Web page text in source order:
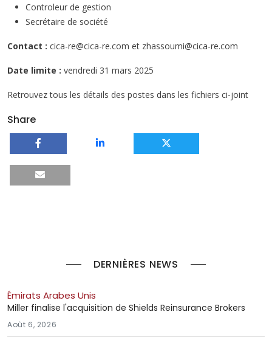
Controleur de gestion
Secrétaire de société
Contact : cica-re@cica-re.com et zhassoumi@cica-re.com
Date limite : vendredi 31 mars 2025
Retrouvez tous les détails des postes dans les fichiers ci-joint
Share
DERNIÈRES NEWS
Émirats Arabes Unis
Miller finalise l'acquisition de Shields Reinsurance Brokers
Août 6, 2026